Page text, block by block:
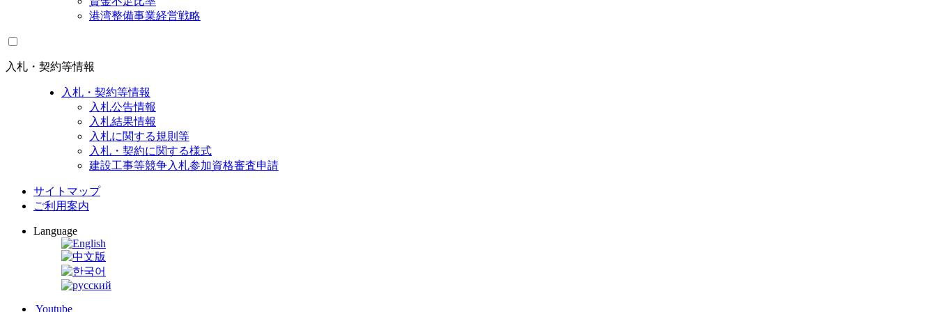
港湾整備事業経営戦略
入札・契約等情報
入札・契約等情報
入札公告情報
入札結果情報
入札に関する規則等
入札・契約に関する様式
建設工事等競争入札参加資格審査申請
サイトマップ
ご利用案内
Language
Youtube